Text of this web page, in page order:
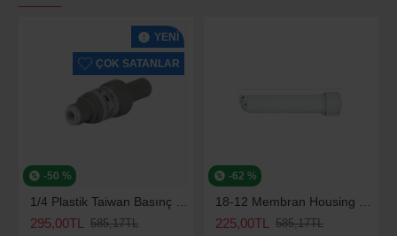
YENI
ÇOK SATANLAR
-50 %
295,00TL 585,17TL
-62 %
225,00TL 585,17TL